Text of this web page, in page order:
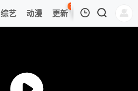
综艺 动漫 更新
26
热榜 APP
清空